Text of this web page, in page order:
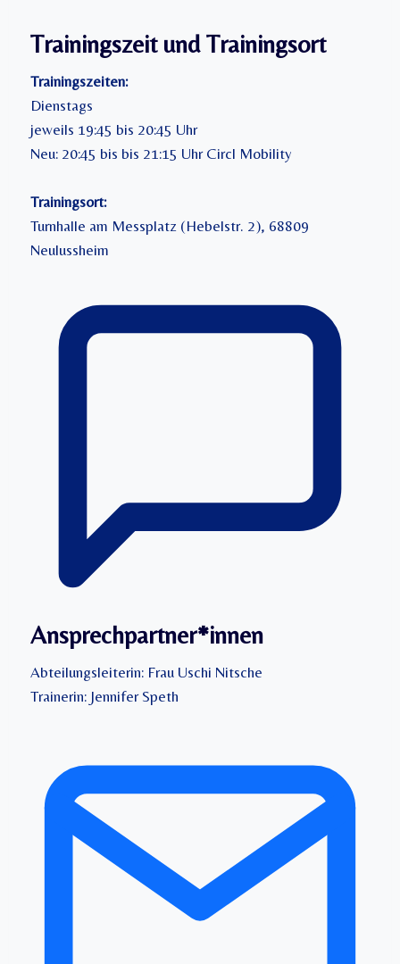
Trainingszeit und Trainingsort
Trainingszeiten:
Dienstags
jeweils 19:45 bis 20:45 Uhr
Neu: 20:45 bis bis 21:15 Uhr Circl Mobility
Trainingsort:
Turnhalle am Messplatz (Hebelstr. 2), 68809
Neulussheim
Ansprechpartner*innen
Abteilungsleiterin: Frau Uschi Nitsche
Trainerin: Jennifer Speth